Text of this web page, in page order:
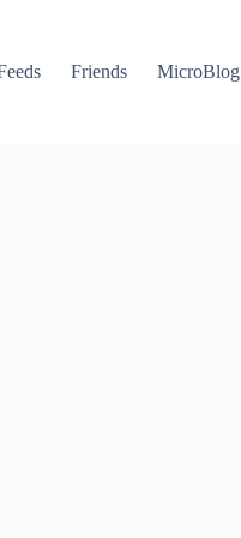
Friends MicroBlog